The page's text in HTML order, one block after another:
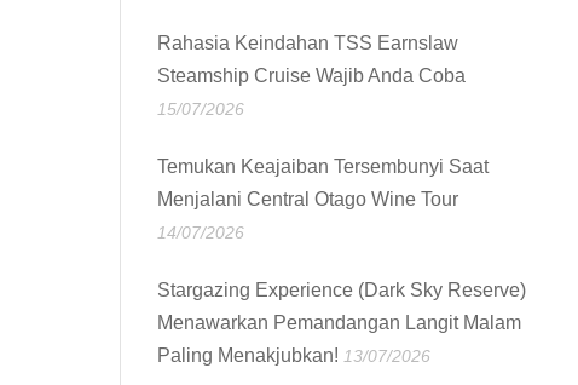
Rahasia Keindahan TSS Earnslaw
Steamship Cruise Wajib Anda Coba
15/07/2026
Temukan Keajaiban Tersembunyi Saat
Menjalani Central Otago Wine Tour
14/07/2026
Stargazing Experience (Dark Sky Reserve)
Menawarkan Pemandangan Langit Malam
Paling Menakjubkan! 13/07/2026